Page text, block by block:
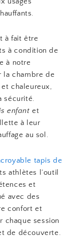
à fait être
à condition de
à notre
la chambre de
chaleureux,
sécurité.
enfant et
à leur
au sol.
tapis de
athlètes l’outil
et
avec des
confort et
chaque session
de découverte.